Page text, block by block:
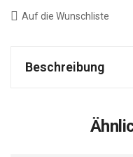
Auf die Wunschliste
Beschreibung